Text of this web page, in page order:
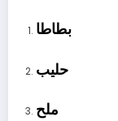
بطاطا
حليب
ملح